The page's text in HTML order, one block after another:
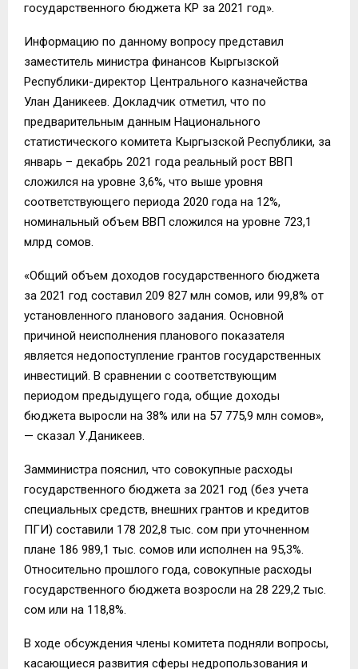
государственного бюджета КР за 2021 год».
Информацию по данному вопросу представил
заместитель министра финансов Кыргызской
Республики-директор Центрального казначейства
Улан Даникеев. Докладчик отметил, что по
предварительным данным Национального
статистического комитета Кыргызской Республики, за
январь – декабрь 2021 года реальный рост ВВП
сложился на уровне 3,6%, что выше уровня
соответствующего периода 2020 года на 12%,
номинальный объем ВВП сложился на уровне 723,1
млрд сомов.
«Общий объем доходов государственного бюджета
за 2021 год составил 209 827 млн сомов, или 99,8% от
установленного планового задания. Основной
причиной неисполнения планового показателя
является недопоступление грантов государственных
инвестиций. В сравнении с соответствующим
периодом предыдущего года, общие доходы
бюджета выросли на 38% или на 57 775,9 млн сомов»,
— сказал У.Даникеев.
Замминистра пояснил, что совокупные расходы
государственного бюджета за 2021 год (без учета
специальных средств, внешних грантов и кредитов
ПГИ) составили 178 202,8 тыс. сом при уточненном
плане 186 989,1 тыс. сомов или исполнен на 95,3%.
Относительно прошлого года, совокупные расходы
государственного бюджета возросли на 28 229,2 тыс.
сом или на 118,8%.
В ходе обсуждения члены комитета подняли вопросы,
касающиеся развития сферы недропользования и